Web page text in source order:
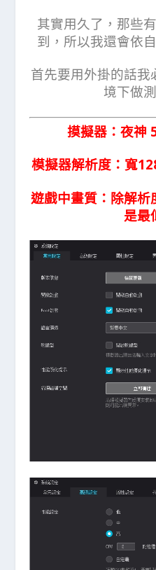
其實用久了，那些
到，所以我還會依
首先要用外掛的話
境下做
摸擬器：夜神
模擬器解析度：寬
遊戲中畫質：除解
是最